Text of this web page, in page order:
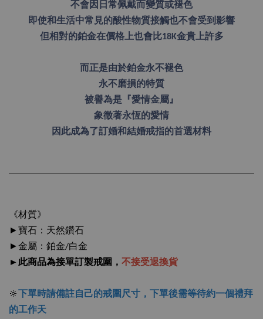
不會因日常佩戴而變質或褪色
即使和生活中常見的酸性物質接觸也不會受到影響
但相對的鉑金在價格上也會比18K金貴上許多
而正是由於鉑金永不褪色
永不磨損的特質
被譽為是『愛情金屬』
象徵著永恆的愛情
因此成為了訂婚和結婚戒指的首選材料
《材質》
►寶石：天然鑽石
►金屬：鉑金/白金
►此商品為接單訂製戒圍， 不接受退換貨
🔆
下單時請備註自己的戒圍尺寸，下單後需等待約一個禮拜
的工作天